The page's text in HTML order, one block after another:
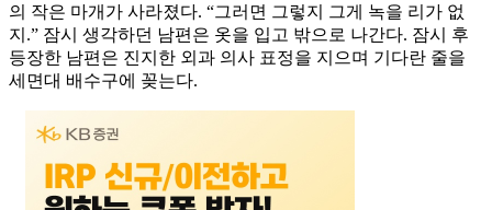
의 작은 마개가 사라졌다. “그러면 그렇지 그게 녹을 리가 없
지.” 잠시 생각하던 남편은 옷을 입고 밖으로 나간다. 잠시 후
등장한 남편은 진지한 외과 의사 표정을 지으며 기다란 줄을
세면대 배수구에 꽂는다.